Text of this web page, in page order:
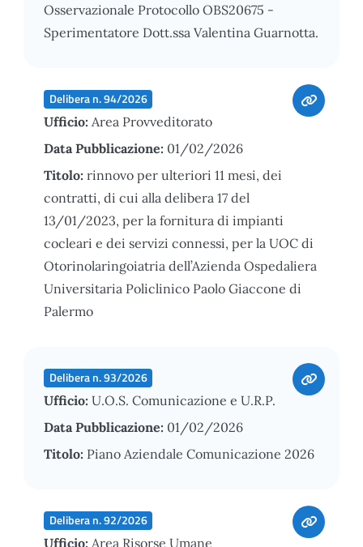
Osservazionale Protocollo OBS20675 -
Sperimentatore Dott.ssa Valentina Guarnotta.
Delibera n. 94/2026
Ufficio: Area Provveditorato
Data Pubblicazione: 01/02/2026
Titolo: rinnovo per ulteriori 11 mesi, dei
contratti, di cui alla delibera 17 del
13/01/2023, per la fornitura di impianti
cocleari e dei servizi connessi, per la UOC di
Otorinolaringoiatria dell’Azienda Ospedaliera
Universitaria Policlinico Paolo Giaccone di
Palermo
Delibera n. 93/2026
Ufficio: U.O.S. Comunicazione e U.R.P.
Data Pubblicazione: 01/02/2026
Titolo: Piano Aziendale Comunicazione 2026
Delibera n. 92/2026
Ufficio: Area Risorse Umane